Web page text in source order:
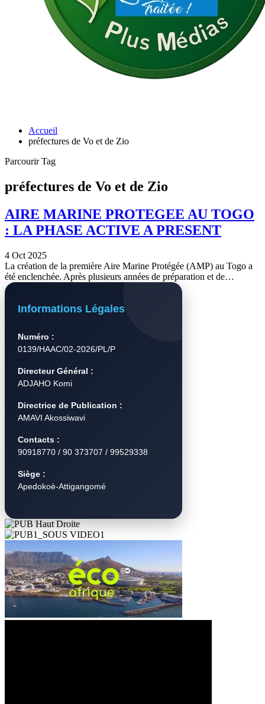
Accueil
préfectures de Vo et de Zio
Parcourir Tag
préfectures de Vo et de Zio
AIRE MARINE PROTEGEE AU TOGO
: LA PHASE ACTIVE A PRESENT
4 Oct 2025
La création de la première Aire Marine Protégée (AMP) au Togo a
été enclenchée. Après plusieurs années de préparation et de…
Informations Légales
Numéro :
0139/HAAC/02-2026/PL/P
Directeur Général :
ADJAHO Komi
Directrice de Publication :
AMAVI Akossiwavi
Contacts :
90918770 / 90 373707 / 99529338
Siège :
Apedokoè-Attigangomé